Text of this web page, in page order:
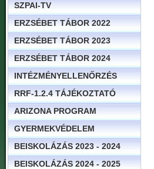
SZPAI-TV
ERZSÉBET TÁBOR 2022
ERZSÉBET TÁBOR 2023
ERZSÉBET TÁBOR 2024
INTÉZMÉNYELLENŐRZÉS
RRF-1.2.4 TÁJÉKOZTATÓ
ARIZONA PROGRAM
GYERMEKVÉDELEM
BEISKOLÁZÁS 2023 - 2024
BEISKOLÁZÁS 2024 - 2025